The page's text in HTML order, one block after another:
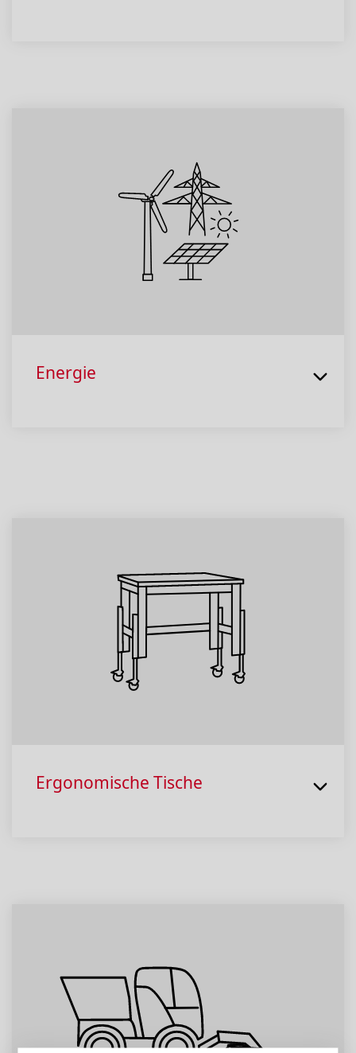
Energie
Ergonomische Tische